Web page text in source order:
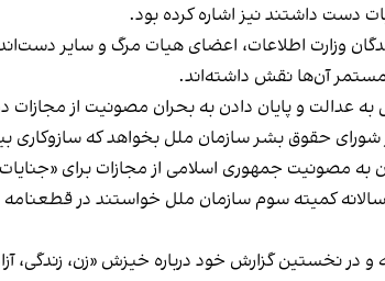
دست داشتند نیز اشاره کرده بود.
وزارت اطلاعات، اعضای هیات مرگ و سایر
مستمر آن‌ها نقش داشته‌اند.
به عدالت و پایان دادن به بحران مصونیت از مجازات
شورای حقوق بشر سازمان ملل بخواهد که
مصونیت جمهوری اسلامی از مجازات برای «جنایات
نخستین گزارش خود درباره خیزش «زن، زندگی،